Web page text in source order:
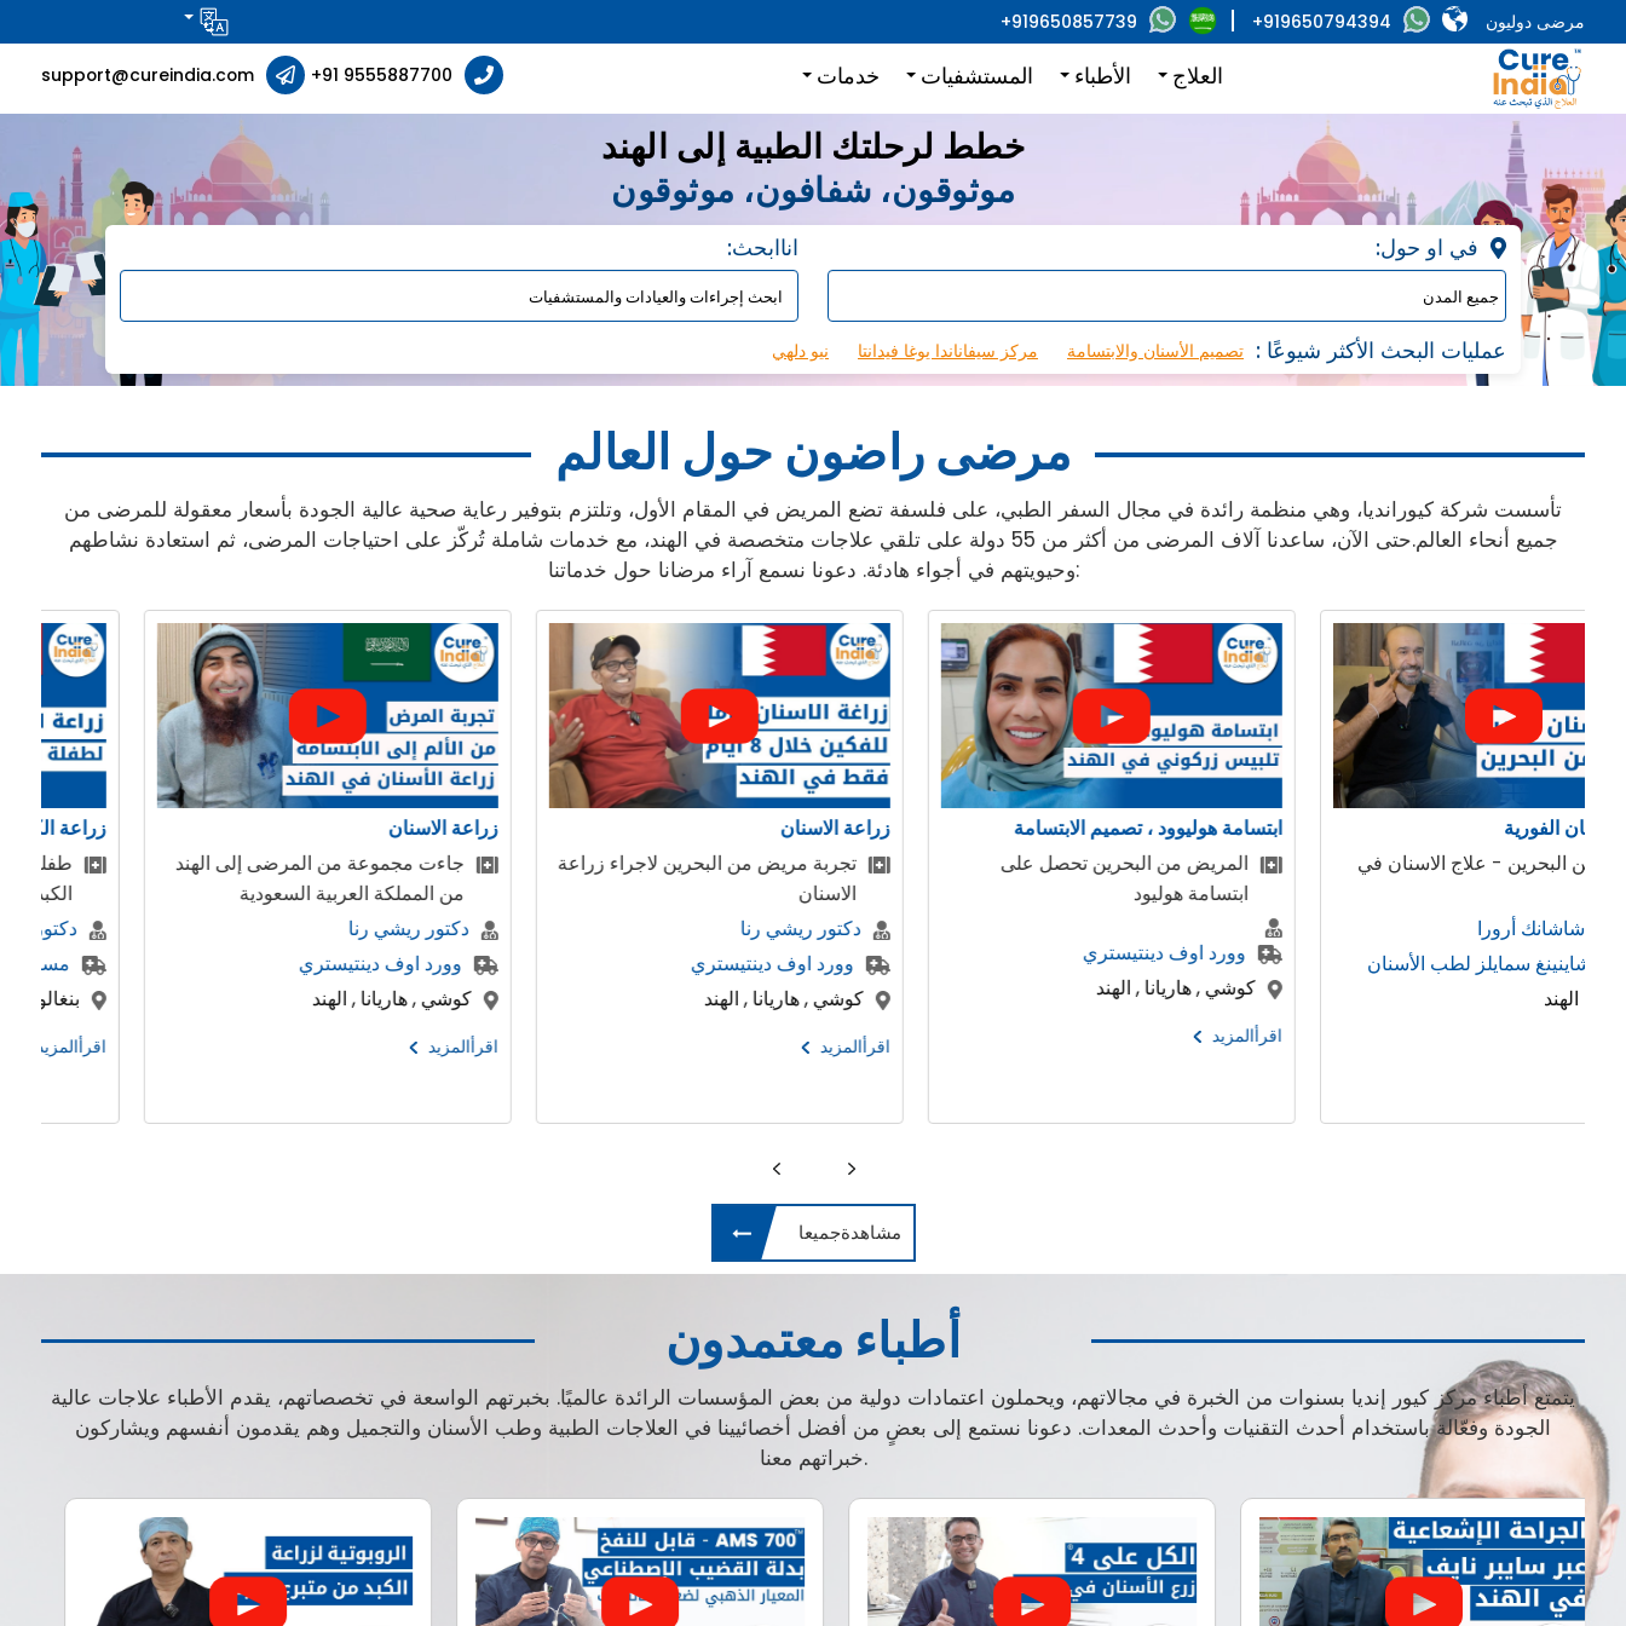
مرضى دوليون +919650794394
+919650857739
العلاج الأطباء المستشفيات خدمات support@cureindia.com +91 9555887700
خطط لرحلتك الطبية إلى الهند
موثوقون، شفافون، موثوقون
:اناابحث
: عمليات البحث الأكثر شيوعًا نيو دلهي مركز سيفاناندا يوغا فيدانتا تصميم الأسنان والابتسامة
مرضى راضون حول العالم
تأسست شركة كيورانديا، وهي منظمة رائدة في مجال السفر الطبي، على فلسفة تضع المريض في المقام الأول، وتلتزم بتوفير رعاية صحية عالية الجودة بأسعار معقولة للمرضى من
جميع أنحاء العالم.حتى الآن، ساعدنا آلاف المرضى من أكثر من 55 دولة على تلقي علاجات متخصصة في الهند، مع خدمات شاملة تُركّز على احتياجات المرضى، ثم استعادة نشاطهم
وحيويتهم في أجواء هادئة. دعونا نسمع آراء مرضانا حول خدماتنا:
على
تجربة مريض من البحرين لاجراء زراعة
وورد اوف دينتيستري
كوشي , هاريانا , الهند
زراعة الاسنان
جاءت مجموعة من المرضى إلى الهند
من المملكة العربية السعودية
وورد اوف دينتيستري
كوشي , هاريانا , الهند
طفلة صغيرة جائت من سوريا لزراعة
دكتور جيريراج بورا
مستشفي ارتيمس
بنغالور , دهلي , الهند
زراعة الاسنان الفورية
مرضى من أستراليا - عملية
الانف و زراعة الأسنان إلى الهند
وورد اوف دينتيستري
كوشي , هاريانا , الهند
مشاهدةجميعا
أطباء معتمدون
يتمتع أطباء مركز كيور إنديا بسنوات من الخبرة في مجالاتهم، ويحملون اعتمادات دولية من بعض المؤسسات الرائدة عالميًا. بخبرتهم الواسعة في تخصصاتهم، يقدم الأطباء علاجات عالية
الجودة وفعّالة باستخدام أحدث التقنيات وأحدث المعدات. دعونا نستمع إلى بعضٍ من أفضل أخصائيينا في العلاجات الطبية وطب الأسنان والتجميل وهم يقدمون أنفسهم ويشاركون
خبراتهم معنا.